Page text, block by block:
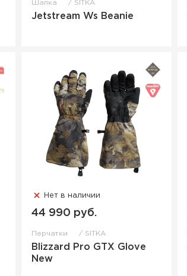
Шапка SITKA
Jetstream Ws Beanie
Нет в наличии
44 990 руб.
Перчатки SITKA
Blizzard Pro GTX Glove
New